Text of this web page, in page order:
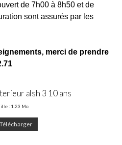
de 7h00 à 8h50 et de
sont assurés par les
merci de prendre
alsh 3 10 ans
: 1.23 Mo
Télécharger